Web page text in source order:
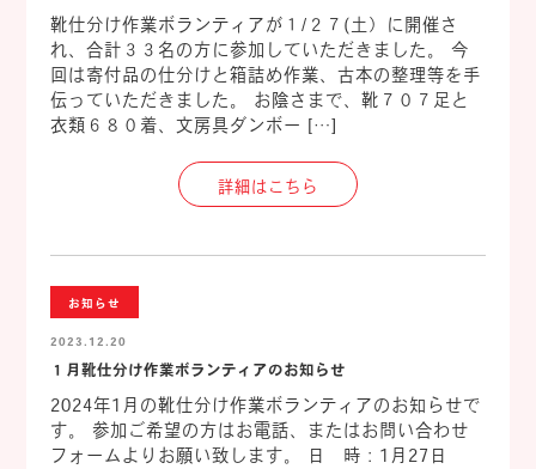
靴仕分け作業ボランティアが１/２７(土）に開催さ
れ、合計３３名の方に参加していただきました。 今
回は寄付品の仕分けと箱詰め作業、古本の整理等を手
伝っていただきました。 お陰さまで、靴７０７足と
衣類６８０着、文房具ダンボー […]
詳細はこちら
お知らせ
2023.12.20
１月靴仕分け作業ボランティアのお知らせ
2024年1月の靴仕分け作業ボランティアのお知らせで
す。 参加ご希望の方はお電話、またはお問い合わせ
フォームよりお願い致します。 日 時：1月27日